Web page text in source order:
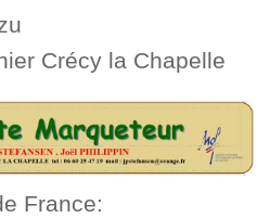
Crécy la Chapelle
France: